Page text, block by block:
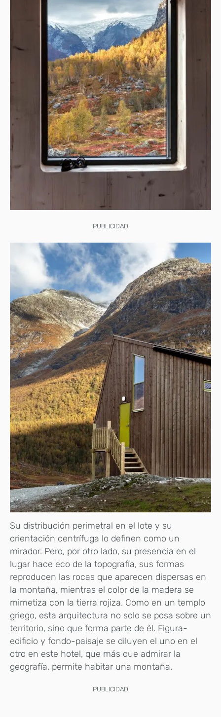
PUBLICIDAD
Su distribución perimetral en el lote y su
orientación centrífuga lo definen como un
mirador. Pero, por otro lado, su presencia en el
lugar hace eco de la topografía, sus formas
reproducen las rocas que aparecen dispersas en
la montaña, mientras el color de la madera se
mimetiza con la tierra rojiza. Como en un templo
griego, esta arquitectura no solo se posa sobre un
territorio, sino que forma parte de él. Figura-
edificio y fondo-paisaje se diluyen el uno en el
otro en este hotel, que más que admirar la
geografía, permite habitar una montaña.
PUBLICIDAD